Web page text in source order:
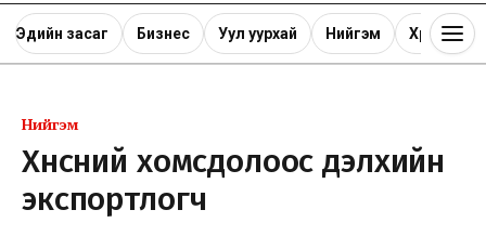
Эдийн засаг Бизнес Уул уурхай Нийгэм Хөрөнгө
Нийгэм
Хүнсний хомсдолоос дэлхийн
экспортлогч